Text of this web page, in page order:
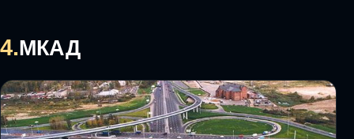
4.МКАД